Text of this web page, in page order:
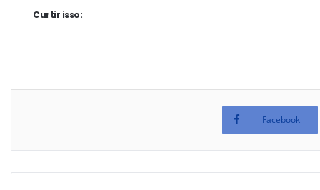
Curtir isso:
Facebook